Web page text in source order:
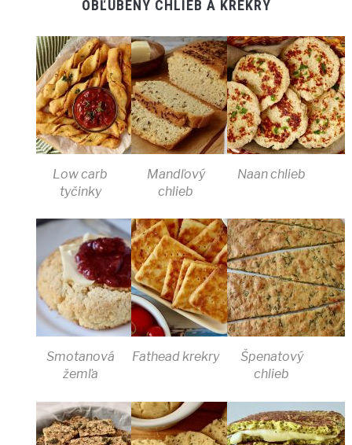
OBĽÚBENÝ CHLIEB A KREKRY
Low carb
tyčinky
Mandľový
chlieb
Naan chlieb
Smotanová
žemľa
Fathead krekry
Špenatový
chlieb